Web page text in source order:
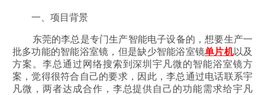
一、项目背景
东莞的李总是专门生产智能电子设备的，想要生产一
批多功能的智能浴室镜，但是缺少智能浴室镜单片机以及
方案。李总通过网络搜索到深圳宇凡微的智能浴室镜方
案，觉得很符合自己的要求，因此，李总通过电话联系宇
凡微，两者达成合作，李总提供自己的功能需求给宇凡